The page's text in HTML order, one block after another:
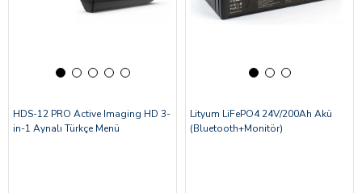
HDS-12 PRO Active Imaging HD 3-
in-1 Aynalı Türkçe Menü
Lityum LiFePO4 24V/200Ah Akü
(Bluetooth+Monitör)